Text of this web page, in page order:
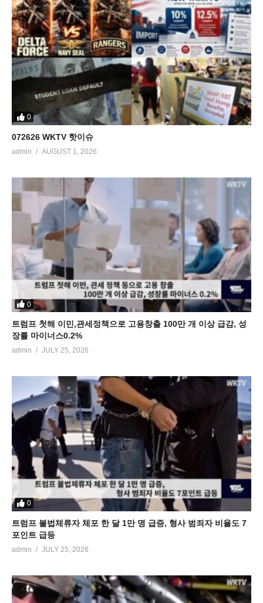
0
072626 WKTV 핫이슈
admin AUGUST 1, 2026
0
트럼프 첫해 이민,관세정책으로 고용창출 100만 개 이상 급감, 성
장률 마이너스0.2%
admin JULY 25, 2026
0
트럼프 불법체류자 체포 한 달 1만 명 급증, 형사 범죄자 비율도 7
포인트 급등
admin JULY 25, 2026